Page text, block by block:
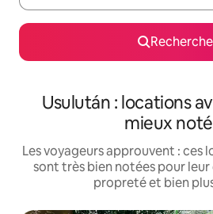
Usulután : locations
mieux
Les voyageurs approuvent : ces
sont très bien notées pour
propreté et bien